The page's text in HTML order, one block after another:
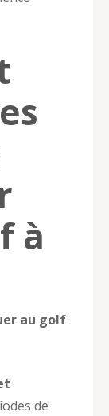
à
au golf
de